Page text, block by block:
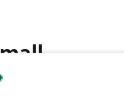
BMD B-